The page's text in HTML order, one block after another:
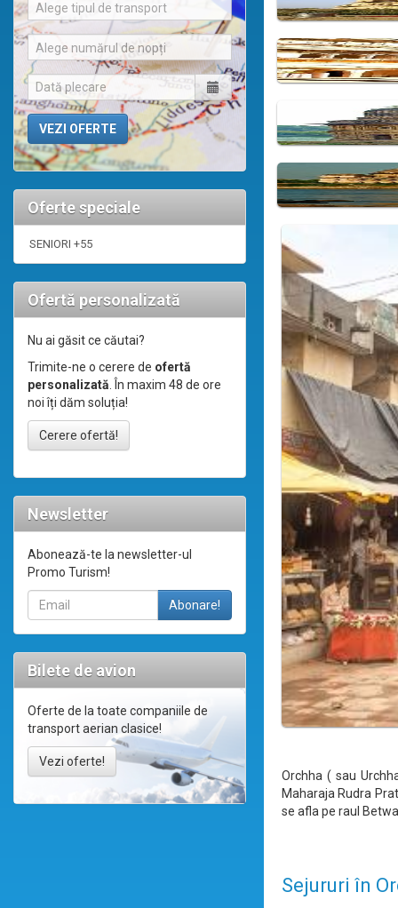
Alege tipul de transport
Alege numărul de nopți
Oferte speciale
SENIORI +55
Ofertă personalizată
Nu ai găsit ce căutai?
Trimite-ne o cerere de ofertă
personalizată. În maxim 48 de ore
noi îți dăm soluția!
Cerere ofertă!
Newsletter
Abonează-te la newsletter-ul
Promo Turism!
Bilete de avion
Oferte de la toate companiile de
transport aerian clasice!
Vezi oferte!
Orchha ( sau
Maharaja Rudra
se afla pe raul
Sejururi în